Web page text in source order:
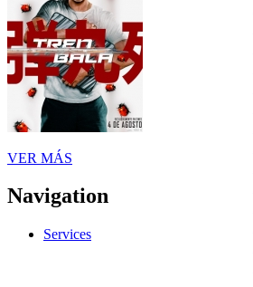
VER MÁS
Navigation
Services